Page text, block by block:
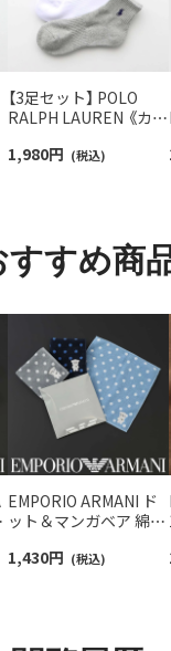
【3足セット】 POLO
RALPH LAUREN 《カラ
ンポイントソックス シ
1,980円 (税込)
すすめ商
EMPORIO ARMANI ド
ット＆マンガベア 綿
日最短翌日発送】
1,430円 (税込)